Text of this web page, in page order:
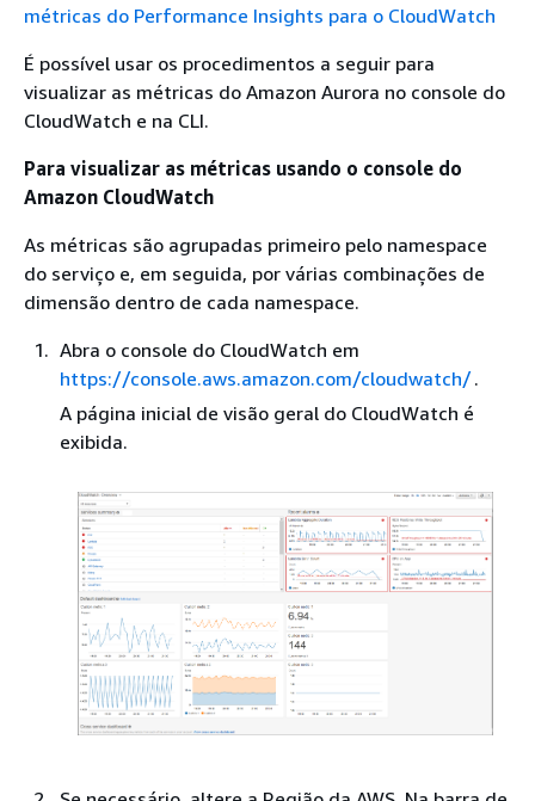
métricas do Performance Insights para o CloudWatch
É possível usar os procedimentos a seguir para
visualizar as métricas do Amazon Aurora no console do
CloudWatch e na CLI.
Para visualizar as métricas usando o console do
Amazon CloudWatch
As métricas são agrupadas primeiro pelo namespace
do serviço e, em seguida, por várias combinações de
dimensão dentro de cada namespace.
Abra o console do CloudWatch em
https://console.aws.amazon.com/cloudwatch/.
A página inicial de visão geral do CloudWatch é
exibida.